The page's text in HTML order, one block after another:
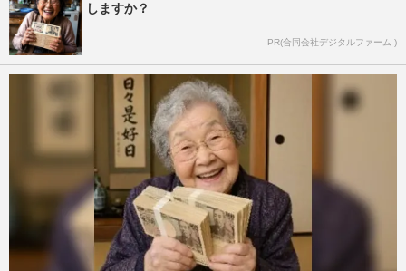
しますか？
PR(合同会社デジタルファーム )